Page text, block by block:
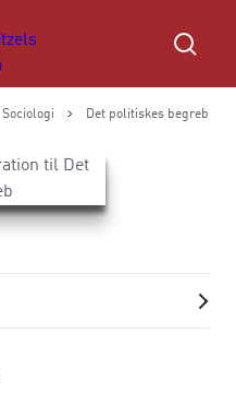
Sociologi Det politiskes begreb